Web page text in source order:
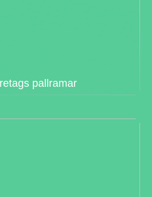
pallramar